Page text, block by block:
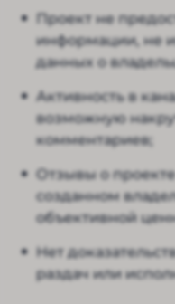
Проект не
информации, не
данных о
Активность в
возможную
комментариев;
Отзывы о
созданном
объективной
Нет
раздач или